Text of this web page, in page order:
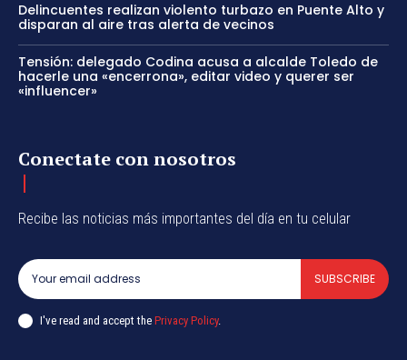
Delincuentes realizan violento turbazo en Puente Alto y
disparan al aire tras alerta de vecinos
Tensión: delegado Codina acusa a alcalde Toledo de
hacerle una «encerrona», editar video y querer ser
«influencer»
Conectate con nosotros
Recibe las noticias más importantes del día en tu celular
SUBSCRIBE
I've read and accept the Privacy Policy.